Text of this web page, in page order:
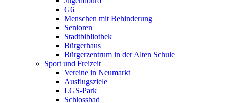
G6
Menschen mit Behinderung
Senioren
Stadtbibliothek
Bürgerhaus
Bürgerzentrum in der Alten Schule
Sport und Freizeit
Vereine in Neumarkt
Ausflugsziele
LGS-Park
Schlossbad